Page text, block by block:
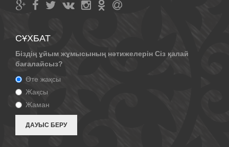
СҰХБАТ
Біздің ұйым жұмысының нәтижелерін Сіз қалай
бағалайсыз?
Өте жақсы
Жақсы
Жаман